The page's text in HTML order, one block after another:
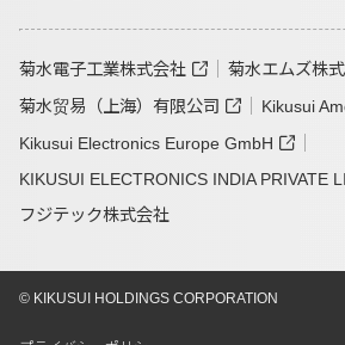
菊水電子工業株式会社
菊水エムズ株
菊水贸易（上海）有限公司
Kikusui
Kikusui Electronics Europe GmbH
KIKUSUI ELECTRONICS INDIA PRIVATE
フジテック株式会社
© KIKUSUI HOLDINGS CORPORATION